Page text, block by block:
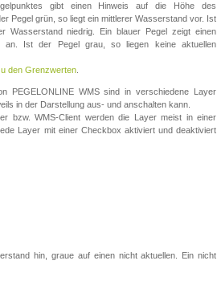
gibt einen Hinweis auf die Höhe des
Pegel grün, so liegt ein mittlerer Wasserstand vor. Ist
Wasserstand niedrig. Ein blauer Pegel zeigt einen
an. Ist der Pegel grau, so liegen keine aktuellen
den Grenzwerten
PEGELONLINE WMS sind in verschiedene Layer
in der Darstellung aus- und anschalten kann.
bzw. WMS-Client werden die Layer meist in einer
Layer mit einer Checkbox aktiviert und deaktiviert
hin, graue auf einen nicht aktuellen. Ein nicht